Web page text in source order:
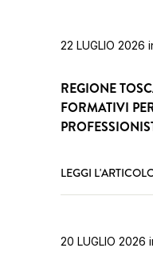
22 LUGLIO 2026
REGIONE
FORMATIVI
LEGGI
20 LUGLIO 2026